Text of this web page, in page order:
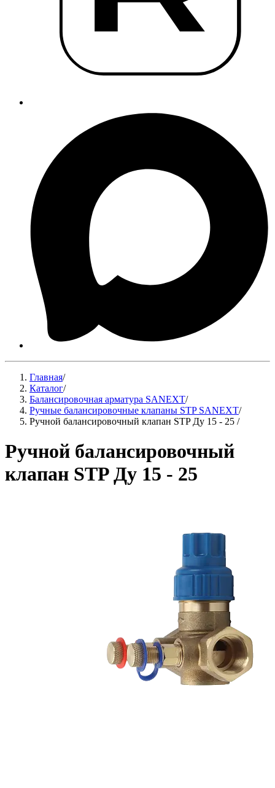
Главная/
Каталог/
Балансировочная арматура SANEXT/
Ручные балансировочные клапаны STP SANEXT/
Ручной балансировочный клапан STP Ду 15 - 25 /
Ручной балансировочный
клапан STP Ду 15 - 25